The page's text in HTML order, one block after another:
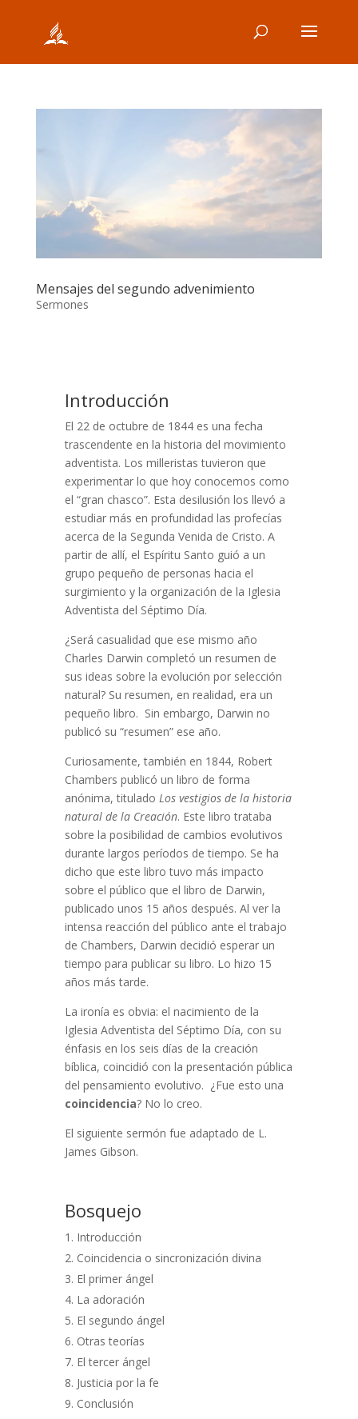
Mensajes del segundo advenimiento
Sermones
Introducción
El 22 de octubre de 1844 es una fecha
trascendente en la historia del movimiento
adventista. Los milleristas tuvieron que
experimentar lo que hoy conocemos como
el “gran chasco”. Esta desilusión los llevó a
estudiar más en profundidad las profecías
acerca de la Segunda Venida de Cristo. A
partir de allí, el Espíritu Santo guió a un
grupo pequeño de personas hacia el
surgimiento y la organización de la Iglesia
Adventista del Séptimo Día.
¿Será casualidad que ese mismo año
Charles Darwin completó un resumen de
sus ideas sobre la evolución por selección
natural? Su resumen, en realidad, era un
pequeño libro. Sin embargo, Darwin no
publicó su “resumen” ese año.
Curiosamente, también en 1844, Robert
Chambers publicó un libro de forma
anónima, titulado Los vestigios de la historia
natural de la Creación. Este libro trataba
sobre la posibilidad de cambios evolutivos
durante largos períodos de tiempo. Se ha
dicho que este libro tuvo más impacto
sobre el público que el libro de Darwin,
publicado unos 15 años después. Al ver la
intensa reacción del público ante el trabajo
de Chambers, Darwin decidió esperar un
tiempo para publicar su libro. Lo hizo 15
años más tarde.
La ironía es obvia: el nacimiento de la
Iglesia Adventista del Séptimo Día, con su
énfasis en los seis días de la creación
bíblica, coincidió con la presentación pública
del pensamiento evolutivo. ¿Fue esto una
coincidencia? No lo creo.
El siguiente sermón fue adaptado de L.
James Gibson.
Bosquejo
Introducción
Coincidencia o sincronización divina
El primer ángel
La adoración
El segundo ángel
Otras teorías
El tercer ángel
Justicia por la fe
Conclusión